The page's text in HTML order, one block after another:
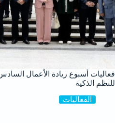
فعاليات أسبوع ريادة الأعمال
للنظم الذكية
الفعاليات